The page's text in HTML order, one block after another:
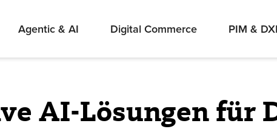
Agentic & AI Digital Commerce PIM &
AI-Lösungen für